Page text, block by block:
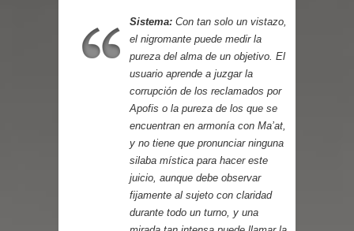
Sistema: Con tan solo un vistazo,
el nigromante puede medir la
pureza del alma de un objetivo. El
usuario aprende a juzgar la
corrupción de los reclamados por
Apofis o la pureza de los que se
encuentran en armonía con Ma’at,
y no tiene que pronunciar ninguna
silaba mística para hacer este
juicio, aunque debe observar
fijamente al sujeto con claridad
durante todo un turno, y una